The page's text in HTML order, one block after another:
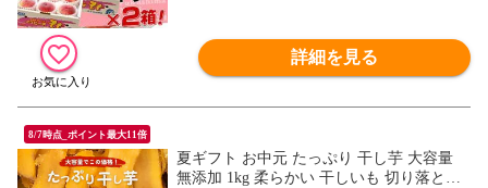
詳細を見る
8/7時点_ポイント最大11倍
夏ギフト お中元 たっぷり 干し芋 大容量
無添加 1kg 柔らかい 干しいも 切り落とし